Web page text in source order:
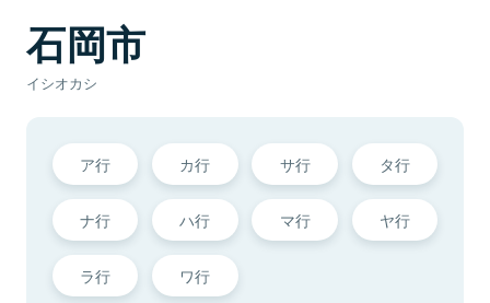
石岡市
イシオカシ
ア行 カ行 サ行 タ行
ナ行 ハ行 マ行 ヤ行
ラ行 ワ行